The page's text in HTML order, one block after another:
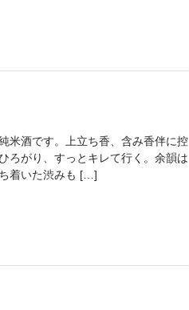
米酒です。上立ち香、含み香伴に控
ろがり、すっとキレて行く。余韻は
着いた渋みも […]